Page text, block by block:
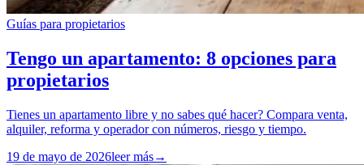
Guías para propietarios
Tengo un apartamento: 8 opciones para
propietarios
Tienes un apartamento libre y no sabes qué hacer? Compara venta,
alquiler, reforma y operador con números, riesgo y tiempo.
19 de mayo de 2026leer más→